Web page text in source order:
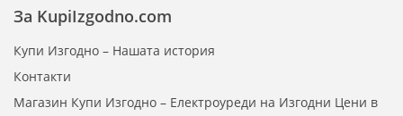
За KupiIzgodno.com
Купи Изгодно – Нашата история
Контакти
Магазин Купи Изгодно – Електроуреди на Изгодни Цени в